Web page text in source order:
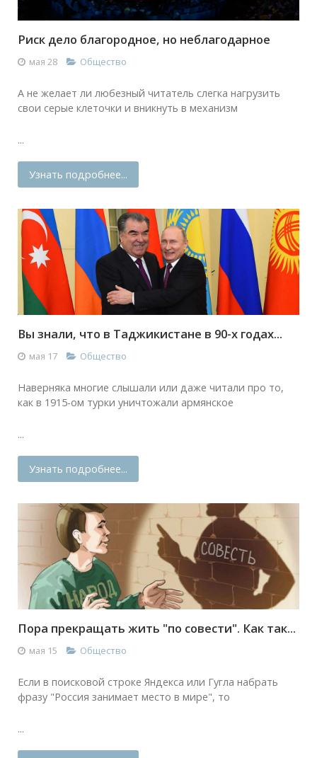
Риск дело благородное, но неблагодарное
мая 28 Общество
А не желает ли любезный читатель слегка нагрузить
свои серые клеточки и вникнуть в механизм
...
Узнать подробнее...
Вы знали, что в Таджикистане в 90-х годах...
мая 17 Общество
Наверняка многие слышали или даже читали про то,
как в 1915-ом турки уничтожали армянское
...
Узнать подробнее...
Пора прекращать жить "по совести". Как так...
мая 15 Общество
Если в поисковой строке Яндекса или Гугла набрать
фразу "Россия занимает место в мире", то
...